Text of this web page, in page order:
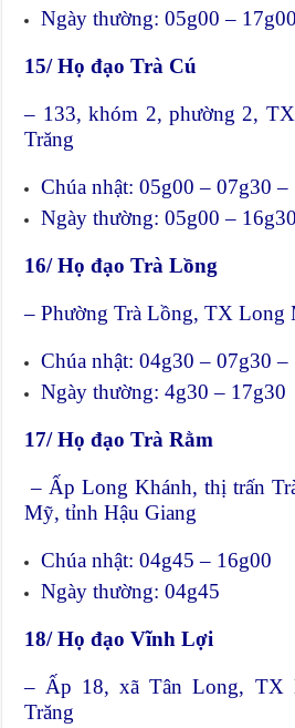
Ngày thường: 05g00 – 17g00
15/ Họ đạo Trà Cú
– 133, khóm 2, phường 2,
Trăng
Chúa nhật: 05g00 – 07g30 –
Ngày thường: 05g00 – 16g30
16/ Họ đạo Trà Lồng
– Phường Trà Lồng, TX Long
Chúa nhật: 04g30 – 07g30 –
Ngày thường: 4g30 – 17g30
17/ Họ đạo Trà Rằm
– Ấp Long Khánh, thị trấn
Mỹ, tỉnh Hậu Giang
Chúa nhật: 04g45 – 16g00
Ngày thường: 04g45
18/ Họ đạo Vĩnh Lợi
– Ấp 18, xã Tân Long, TX
Trăng